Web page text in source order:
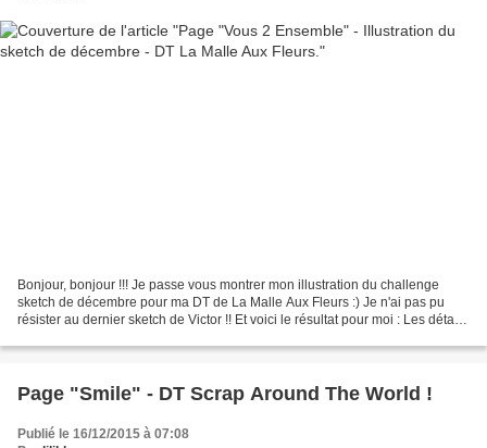
Bonjour, bonjour !!! Je passe vous montrer mon illustration du challenge
sketch de décembre pour ma DT de La Malle Aux Fleurs :) Je n'ai pas pu
résister au dernier sketch de Victor !! Et voici le résultat pour moi : Les détails
Page "Smile" - DT Scrap Around The World !
Publié le 16/12/2015 à 07:08